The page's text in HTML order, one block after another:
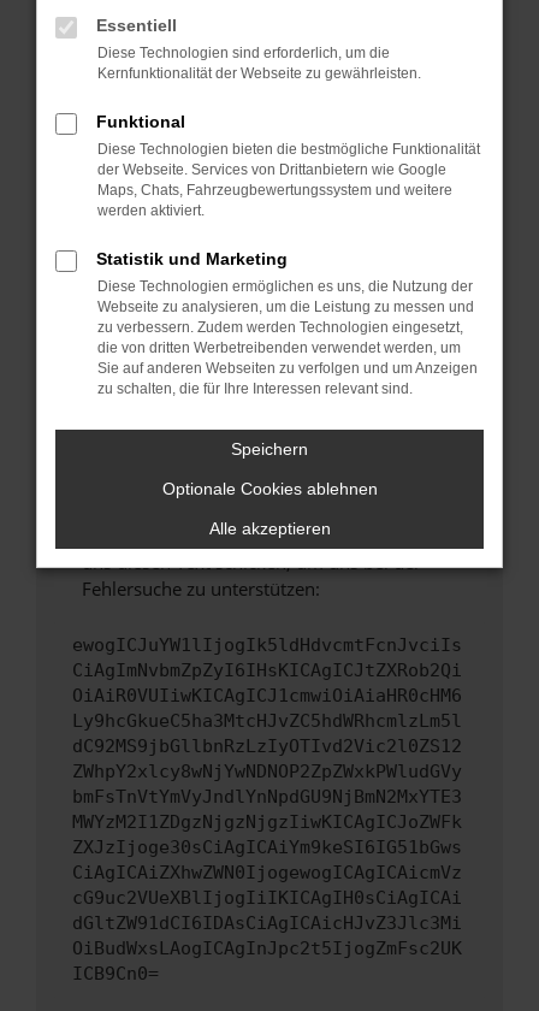
Manche Erweiterungen, wie Werbeblocker,
können das Laden bestimmter Seiten
verhindern. Funktioniert die Seite in einem
anderen Browser oder in einem privaten
Fenster?
Starte dein Gerät neu.
Das kann manchmal helfen, vorübergehende
Stelle sicher, dass dein Browser und dein
Betriebssystem auf dem neuesten Stand
sind.
Veraltete Software birgt nicht nur ein
Sicherheitsrisiko, sondern kann auch dazu
führen, dass bestimmte Funktionen nicht mehr
Wende dich an den Webseitenbetreiber.
Wenn du alle oben genannten Schritte versucht
versuchen, das Problem zu beheben. Du kannst
uns diesen Text schicken, um uns bei der
Fehlersuche zu unterstützen:
ewogICJuYW1lIjogIk5ldHdvcmtFcnJvciIs
CiAgImNvbmZpZyI6IHsKICAgICJtZXRob2Qi
OiAiR0VUIiwKICAgICJ1cmwiOiAiaHR0cHM6
Ly9hcGkueC5ha3MtcHJvZC5hdWRhcmlzLm5l
dC92MS9jbGllbnRzLzIyOTIvd2Vic2l0ZS12
ZWhpY2xlcy8wNjYwNDNOP2ZpZWxkPWludGVy
bmFsTnVtYmVyJndlYnNpdGU9NjBmN2MxYTE3
MWYzM2I1ZDgzNjgzNjgzIiwKICAgICJoZWFk
ZXJzIjoge30sCiAgICAiYm9keSI6IG51bGws
CiAgICAiZXhwZWN0IjogewogICAgICAicmVz
cG9uc2VUeXBlIjogIiIKICAgIH0sCiAgICAi
dGltZW91dCI6IDAsCiAgICAicHJvZ3Jlc3Mi
OiBudWxsLAogICAgInJpc2t5IjogZmFsc2UK
ICB9Cn0=
Essentiell
Diese Technologien sind erforderlich, um die
Kernfunktionalität der Webseite zu gewährleisten.
Funktional
Diese Technologien bieten die bestmögliche Funktionalität
der Webseite. Services von Drittanbietern wie Google
Maps, Chats, Fahrzeugbewertungssystem und weitere
werden aktiviert.
Statistik und Marketing
Diese Technologien ermöglichen es uns, die Nutzung der
Webseite zu analysieren, um die Leistung zu messen und
zu verbessern. Zudem werden Technologien eingesetzt,
die von dritten Werbetreibenden verwendet werden, um
Sie auf anderen Webseiten zu verfolgen und um Anzeigen
zu schalten, die für Ihre Interessen relevant sind.
Speichern
Optionale Cookies ablehnen
Alle akzeptieren